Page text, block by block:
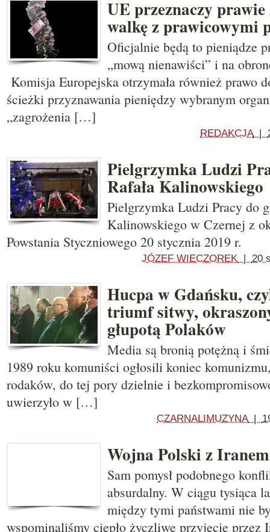
UE przeznaczy
walkę z prawicowymi
Oficjalnie będą to pieniądze
„mową nienawiści” i na
Komisja Europejska otrzymała również prawo
ścieżki przyznawania pieniędzy wybranym
„zagrożenia […]
REDAKCJA|
Pielgrzymka Ludzi
Rafała Kalinowskiego
Pielgrzymka Ludzi Pracy do
Kalinowskiego w Czernej z
Powstania Styczniowego 20 stycznia 2019 r.
JÓZEF WIECZOREK | 20
Hucpa w Gdańsku,
triumf sitwy,
głupotą Polaków
Media są bronią potężną i
1989 roku komuniści ogłosili koniec
rodaków, do tej pory dzielnie i
uwierzyło w […]
CZARNALIMUZYNA|
Wojna Polski z
Sam pomysł podobnego
absurdalny. W ciągu tysiąca
między tymi państwami nie
wspominaliśmy ciepło życzliwe przyjęcie przez